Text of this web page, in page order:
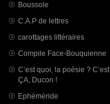
Boussole
C.A.P de lettres
carottages littéraires
Compile Face-Bouquienne
C’est quoi, la poésie ? C’est
ÇA, Ducon !
Ephéméride